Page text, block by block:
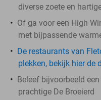
diverse zoete en
Of ga voor een High
met bijpassende
De restaurants van
plekken, bekijk hier de
Beleef bijvoorbeeld
prachtige De Broeierd